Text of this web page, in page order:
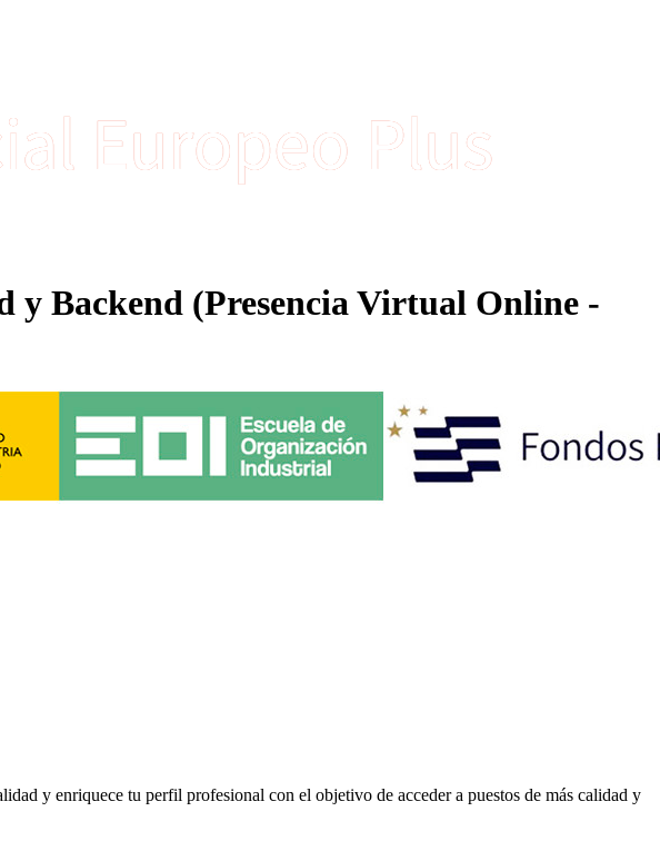
Backend (Presencia Virtual Online -
y enriquece tu perfil profesional con el objetivo de acceder a puestos de más calidad y